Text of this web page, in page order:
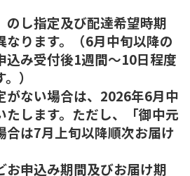
し指定及び配達希望時期
ります。（6月中旬以降の
込み受付後1週間～10日程度
）
ない場合は、2026年6月中
たします。ただし、「御中元
合は7月上旬以降順次お届け
申込み期間及びお届け期